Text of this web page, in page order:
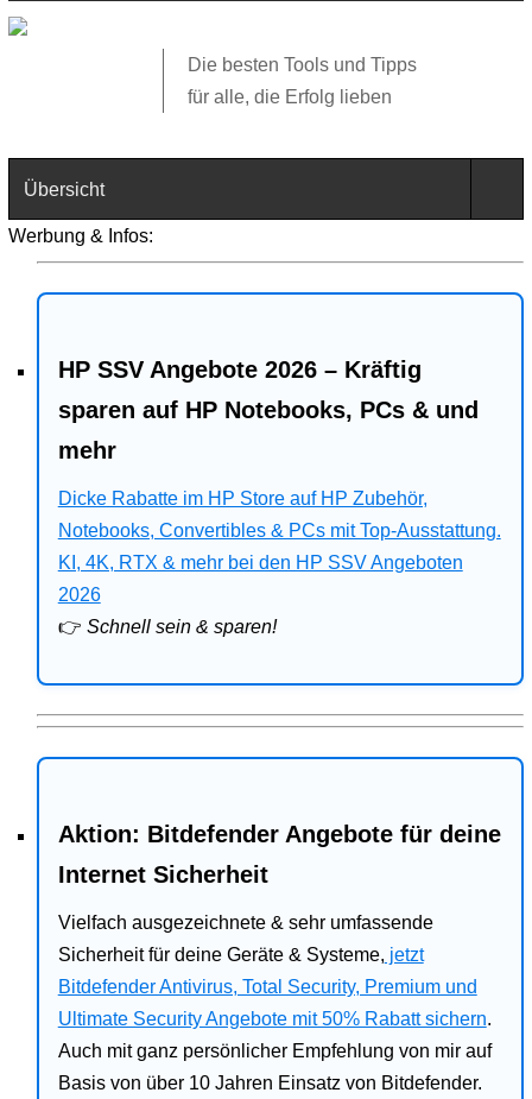
Die besten Tools und Tipps
für alle, die Erfolg lieben
Übersicht
Technik
Web
Business
Angebote
Bitdefender
Ratgeber
Werbung & Infos:
HP SSV Angebote 2026 – Kräftig
sparen auf HP Notebooks, PCs & und
mehr
Dicke Rabatte im HP Store auf HP Zubehör,
Notebooks, Convertibles & PCs mit Top-Ausstattung.
KI, 4K, RTX & mehr bei den HP SSV Angeboten
2026
👉 Schnell sein & sparen!
Aktion: Bitdefender Angebote für deine
Internet Sicherheit
Vielfach ausgezeichnete & sehr umfassende
Sicherheit für deine Geräte & Systeme, jetzt
Bitdefender Antivirus, Total Security, Premium und
Ultimate Security Angebote mit 50% Rabatt sichern.
Auch mit ganz persönlicher Empfehlung von mir auf
Basis von über 10 Jahren Einsatz von Bitdefender.